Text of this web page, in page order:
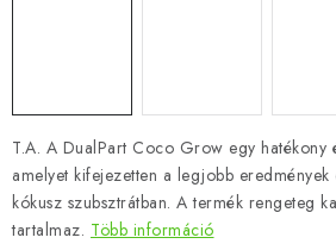
T.A. A DualPart Coco Grow egy hatékony
amelyet kifejezetten a legjobb eredmények
kókusz szubsztrátban. A termék rengeteg
tartalmaz. Több információ